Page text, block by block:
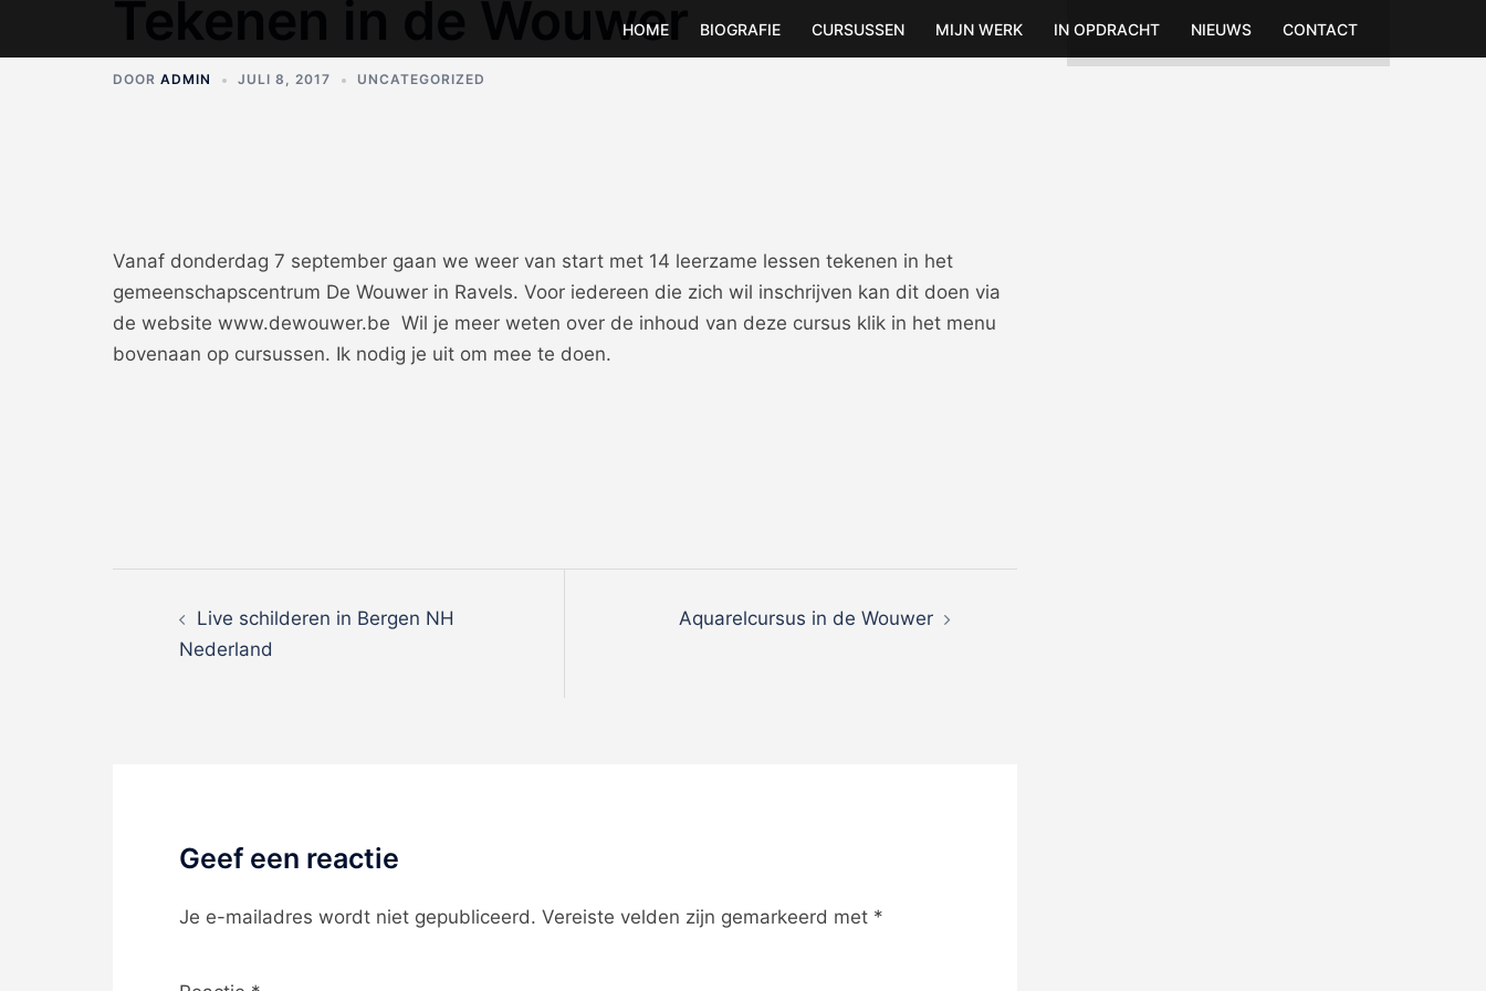
HOME BIOGRAFIE CURSUSSEN MIJN WERK IN OPDRACHT NIEUWS CONTACT
Tekenen in de Wouwer
DOOR ADMIN JULI 8, 2017 UNCATEGORIZED
Vanaf donderdag 7 september gaan we weer van start met 14 leerzame lessen tekenen in het
gemeenschapscentrum De Wouwer in Ravels. Voor iedereen die zich wil inschrijven kan dit doen via
de website www.dewouwer.be Wil je meer weten over de inhoud van deze cursus klik in het menu
bovenaan op cursussen. Ik nodig je uit om mee te doen.
Bericht
Live schilderen in Bergen NH
Nederland
Aquarelcursus in de Wouwer
Geef een reactie
Je e-mailadres wordt niet gepubliceerd. Vereiste velden zijn gemarkeerd met *